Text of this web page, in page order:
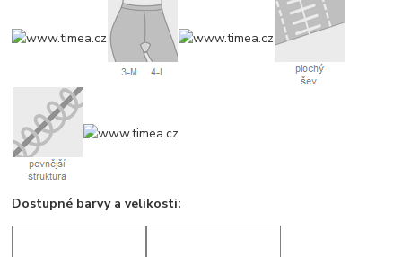
Dostupné barvy a velikosti: